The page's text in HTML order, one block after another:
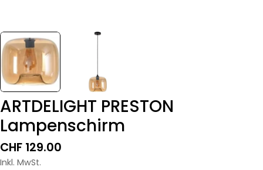
ARTDELIGHT PRESTON
Lampenschirm
Regulärer
Preis
CHF 129.00
Inkl. MwSt.